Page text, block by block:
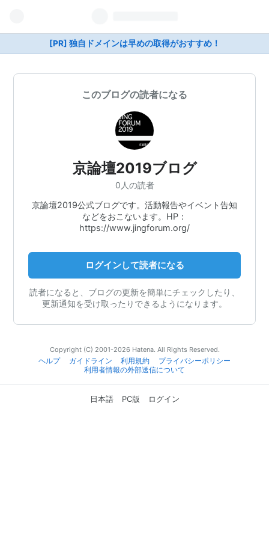
[PR] 独自ドメインは早めの取得がおすすめ！
このブログの読者になる
京論壇2019ブログ
0人の読者
京論壇2019公式ブログです。活動報告やイベント告知
などをおこないます。HP：
https://www.jingforum.org/
ログインして読者になる
読者になると、ブログの更新を簡単にチェックしたり、
更新通知を受け取ったりできるようになります。
Copyright (C) 2001-2026 Hatena. All Rights Reserved.
ヘルプ
ガイドライン 利用規約
プライバシーポリシー
利用者情報の外部送信について
日本語 PC版 ログイン